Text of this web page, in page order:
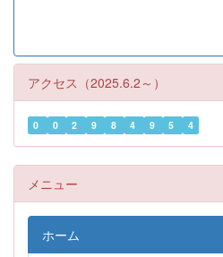
アクセス（2025.6.2～）
0 0 2 9 8 4 9 5 4
メニュー
ホーム